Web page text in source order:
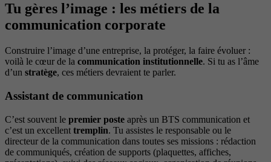
Tu gères l’image : les métiers de la
communication corporate
Construire l’image d’une entreprise, la protéger, la faire évoluer :
voilà le cœur de la communication institutionnelle. Si tu as l’âme
d’un stratège, ces métiers devraient te parler.
Assistant de communication
C’est souvent le premier poste après un BTS communication et
c’est un excellent tremplin. Tu assistes le responsable ou le
directeur de la communication dans toutes ses missions : rédaction
de communiqués, création de supports (plaquettes, affiches,